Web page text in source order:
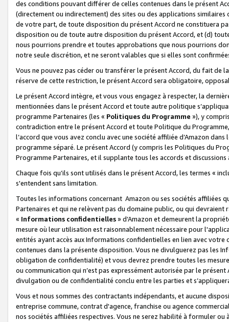
des conditions pouvant différer de celles contenues dans le présent
(directement ou indirectement) des sites ou des applications
de votre part, de toute disposition du présent Accord ne constituera
disposition ou de toute autre disposition du présent Accord, et (d)
nous pourrions prendre et toutes approbations que nous pourrions
notre seule discrétion, et ne seront valables que si elles sont
Vous ne pouvez pas céder ou transférer le présent Accord, du fait de
réserve de cette restriction, le présent Accord sera obligatoire,
Le présent Accord intègre, et vous vous engagez à respecter, la
mentionnées dans le présent Accord et toute autre politique
programme Partenaires (les « Politiques du Programme »), y
contradiction entre le présent Accord et toute Politique du
l’accord que vous avez conclu avec une société affiliée d’Amazon
programme séparé. Le présent Accord (y compris les Politiques du
Programme Partenaires, et il supplante tous les accords et discussions
Chaque fois qu’ils sont utilisés dans le présent Accord, les termes «
s'entendent sans limitation.
Toutes les informations concernant Amazon ou ses sociétés affiliées
Partenaires et qui ne relèvent pas du domaine public, ou qui
« Informations confidentielles» d’Amazon et demeurent la
mesure où leur utilisation est raisonnablement nécessaire pour
entités ayant accès aux Informations confidentielles en lien avec
contenues dans la présente disposition. Vous ne divulguerez pas les
obligation de confidentialité) et vous devrez prendre toutes les
ou communication qui n’est pas expressément autorisée par le
divulgation ou de confidentialité conclu entre les parties et
Vous et nous sommes des contractants indépendants, et aucune
entreprise commune, contrat d'agence, franchise ou agence
nos sociétés affiliées respectives. Vous ne serez habilité à formuler